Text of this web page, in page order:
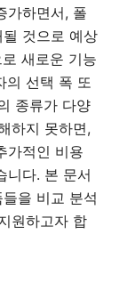
가하면서, 폴
것으로 예상
새로운 기능
의 선택 폭 또
종류가 다양
하지 못하면,
가적인 비용
니다. 본 문서
을 비교 분석
원하고자 합